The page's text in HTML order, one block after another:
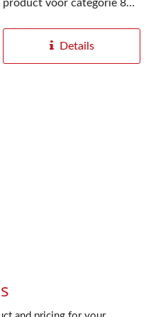
product voor categorie 8
bekabelingsoplossingen....
Details